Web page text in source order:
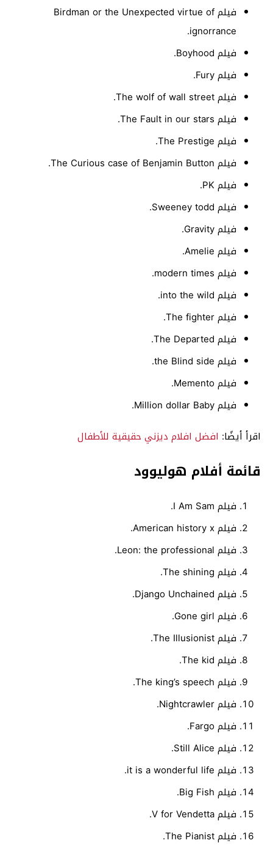
فيلم Birdman or the Unexpected virtue of
ignorrance.
فيلم Boyhood.
فيلم Fury.
فيلم The wolf of wall street.
فيلم The Fault in our stars.
فيلم The Prestige.
فيلم The Curious case of Benjamin Button.
فيلم PK.
فيلم Sweeney todd.
فيلم Gravity.
فيلم Amelie.
فيلم modern times.
فيلم into the wild.
فيلم The fighter.
فيلم The Departed.
فيلم the Blind side.
فيلم Memento.
فيلم Million dollar Baby.
اقرأ أيضًا: افضل افلام ديزني حقيقية للأطفال
قائمة أفلام هوليوود
فيلم I Am Sam.
فيلم American history x.
فيلم Leon: the professional.
فيلم The shining.
فيلم Django Unchained.
فيلم Gone girl.
فيلم The Illusionist.
فيلم The kid.
فيلم The king’s speech.
فيلم Nightcrawler.
فيلم Fargo.
فيلم Still Alice.
فيلم it is a wonderful life.
فيلم Big Fish.
فيلم V for Vendetta.
فيلم The Pianist.